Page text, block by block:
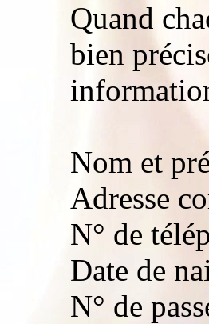
Quand
bien
Nom et
Adresse
N° de
Date de
N° de